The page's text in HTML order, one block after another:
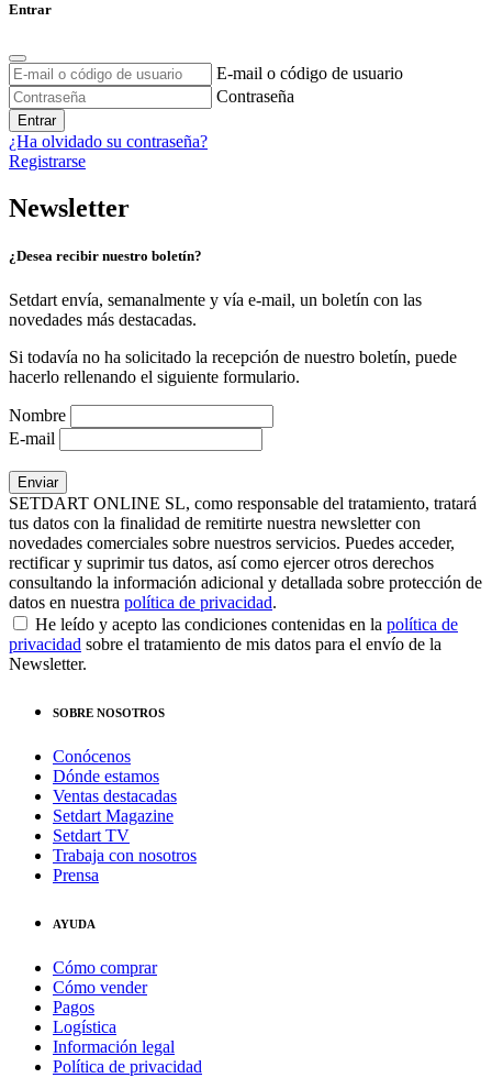
Entrar
E-mail o código de usuario
Contraseña
Entrar
¿Ha olvidado su contraseña?
Registrarse
Newsletter
¿Desea recibir nuestro boletín?
Setdart envía, semanalmente y vía e-mail, un boletín con las
novedades más destacadas.
Si todavía no ha solicitado la recepción de nuestro boletín, puede
hacerlo rellenando el siguiente formulario.
Nombre
E-mail
SETDART ONLINE SL, como responsable del tratamiento, tratará
tus datos con la finalidad de remitirte nuestra newsletter con
novedades comerciales sobre nuestros servicios. Puedes acceder,
rectificar y suprimir tus datos, así como ejercer otros derechos
consultando la información adicional y detallada sobre protección de
datos en nuestra política de privacidad.
He leído y acepto las condiciones contenidas en la política de
privacidad sobre el tratamiento de mis datos para el envío de la
Newsletter.
SOBRE NOSOTROS
Conócenos
Dónde estamos
Ventas destacadas
Setdart Magazine
Setdart TV
Trabaja con nosotros
Prensa
AYUDA
Cómo comprar
Cómo vender
Pagos
Logística
Información legal
Política de privacidad